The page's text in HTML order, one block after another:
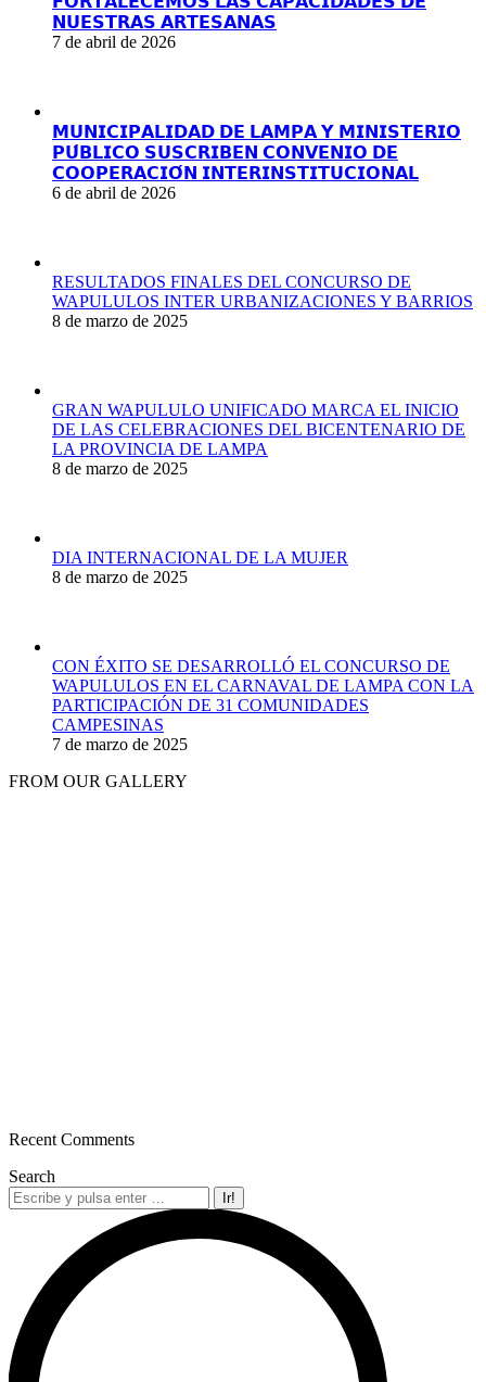
𝗡𝗨𝗘𝗦𝗧𝗥𝗔𝗦 𝗔𝗥𝗧𝗘𝗦𝗔𝗡𝗔𝗦
7 de abril de 2026
𝗠𝗨𝗡𝗜𝗖𝗜𝗣𝗔𝗟𝗜𝗗𝗔𝗗 𝗗𝗘 𝗟𝗔𝗠𝗣𝗔 𝗬 𝗠𝗜𝗡𝗜𝗦𝗧𝗘𝗥𝗜𝗢
𝗣𝗨́𝗕𝗟𝗜𝗖𝗢 𝗦𝗨𝗦𝗖𝗥𝗜𝗕𝗘𝗡 𝗖𝗢𝗡𝗩𝗘𝗡𝗜𝗢 𝗗𝗘
𝗖𝗢𝗢𝗣𝗘𝗥𝗔𝗖𝗜𝗢́𝗡 𝗜𝗡𝗧𝗘𝗥𝗜𝗡𝗦𝗧𝗜𝗧𝗨𝗖𝗜𝗢𝗡𝗔𝗟
6 de abril de 2026
RESULTADOS FINALES DEL CONCURSO DE
WAPULULOS INTER URBANIZACIONES Y BARRIOS
8 de marzo de 2025
GRAN WAPULULO UNIFICADO MARCA EL INICIO
DE LAS CELEBRACIONES DEL BICENTENARIO DE
LA PROVINCIA DE LAMPA
8 de marzo de 2025
DIA INTERNACIONAL DE LA MUJER
8 de marzo de 2025
CON ÉXITO SE DESARROLLÓ EL CONCURSO DE
WAPULULOS EN EL CARNAVAL DE LAMPA CON LA
PARTICIPACIÓN DE 31 COMUNIDADES
CAMPESINAS
7 de marzo de 2025
FROM OUR GALLERY
Recent Comments
Search
Buscar: